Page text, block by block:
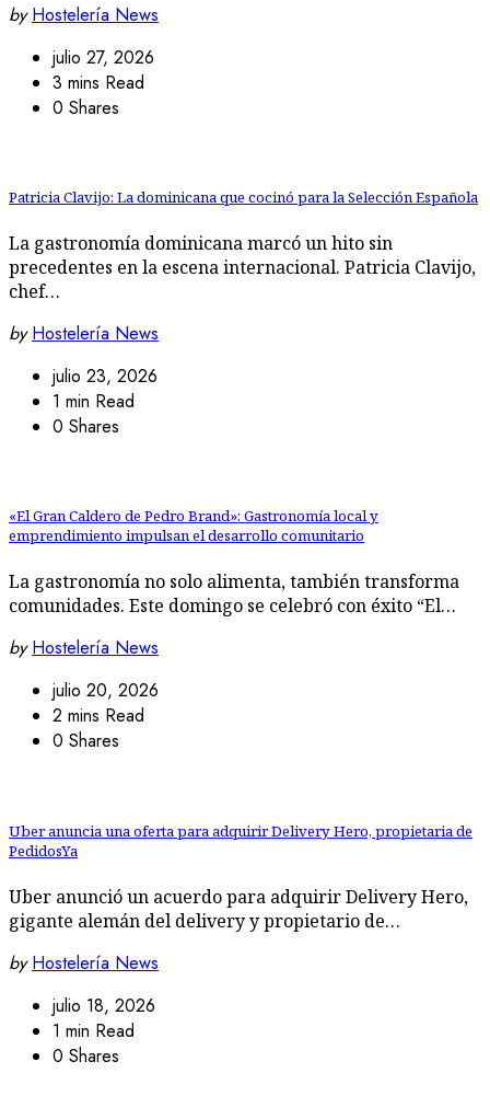
by Hostelería News
julio 27, 2026
3 mins Read
0 Shares
Patricia Clavijo: La dominicana que cocinó para la Selección Española
La gastronomía dominicana marcó un hito sin
precedentes en la escena internacional. Patricia Clavijo,
chef…
by Hostelería News
julio 23, 2026
1 min Read
0 Shares
«El Gran Caldero de Pedro Brand»: Gastronomía local y
emprendimiento impulsan el desarrollo comunitario
La gastronomía no solo alimenta, también transforma
comunidades. Este domingo se celebró con éxito “El…
by Hostelería News
julio 20, 2026
2 mins Read
0 Shares
Uber anuncia una oferta para adquirir Delivery Hero, propietaria de
PedidosYa
Uber anunció un acuerdo para adquirir Delivery Hero,
gigante alemán del delivery y propietario de…
by Hostelería News
julio 18, 2026
1 min Read
0 Shares